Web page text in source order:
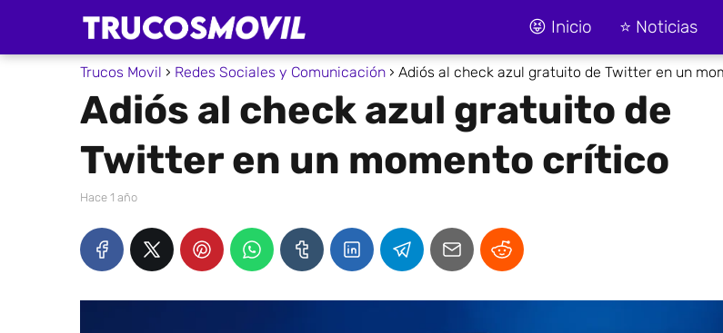
😝 Inicio ⭐ Noticias
Trucos Movil Redes Sociales y Comunicación Adiós al check azul gratuito de Twitter en un
Adiós al check azul gratuito de
Twitter en un momento crítico
hace 1 año